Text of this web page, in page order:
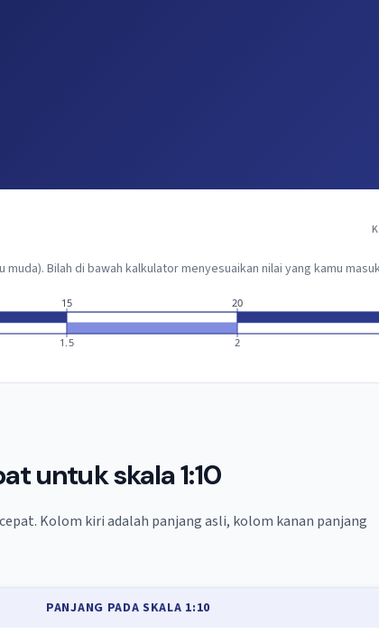
Bilah di bawah kalkulator menyesuaikan nilai yang kamu
15
1.5
20
2
untuk skala 1:10
Kolom kiri adalah panjang asli, kolom kanan panjang
PANJANG PADA SKALA 1:10